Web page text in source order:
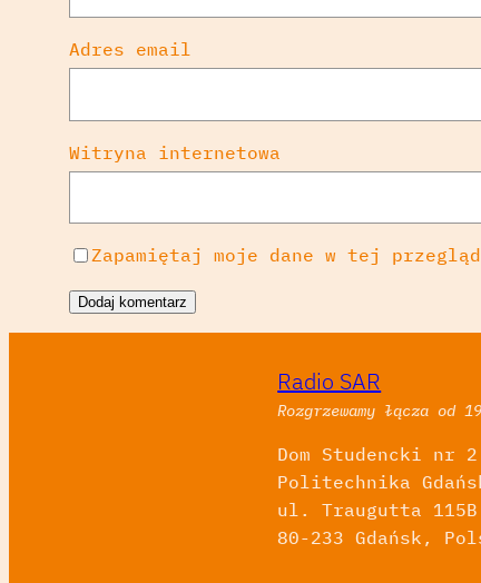
Adres email
Witryna internetowa
Zapamiętaj moje dane w tej
Radio SAR
Rozgrzewamy łącza od
Dom Studencki nr 2
Politechnika
ul. Traugutta 115B
80-233 Gdańsk,